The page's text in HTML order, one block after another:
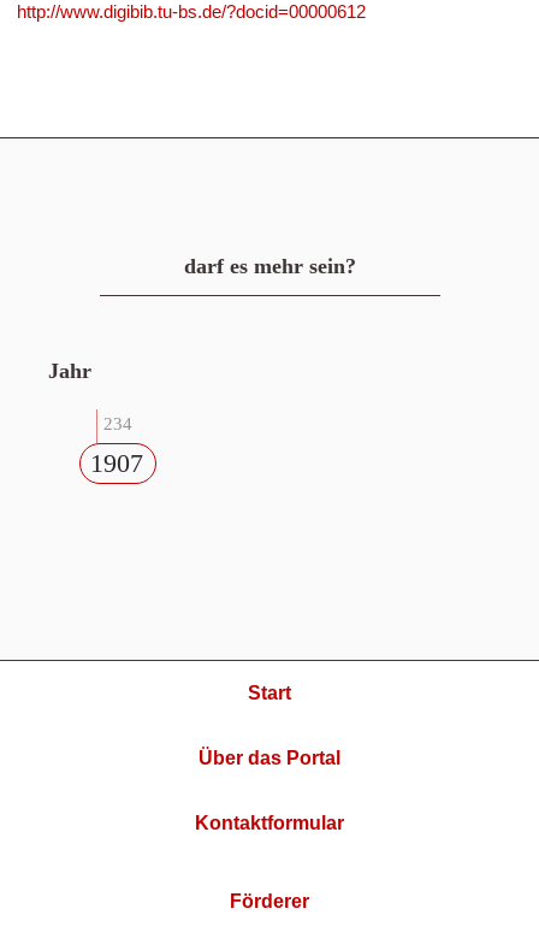
http://www.digibib.tu-bs.de/?docid=00000612
darf es mehr sein?
Jahr
234
1907
Start
Über das Portal
Kontaktformular
Förderer